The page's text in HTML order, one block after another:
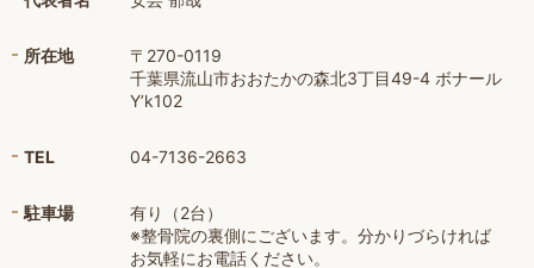
所在地
〒270-0119
千葉県流山市おおたかの森北3丁目49-4 ボナール
Y’k102
TEL 04-7136-2663
駐車場
有り（2台）
※整骨院の裏側にございます。分かりづらければ
お気軽にお電話ください。